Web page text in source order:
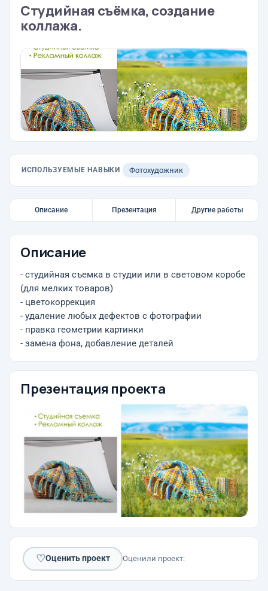
Студийная съёмка, создание
коллажа.
ИСПОЛЬЗУЕМЫЕ НАВЫКИ Фотохудожник
Описание Презентация Другие работы
Описание
- студийная съемка в студии или в световом коробе
(для мелких товаров)
- цветокоррекция
- удаление любых дефектов с фотографии
- правка геометрии картинки
- замена фона, добавление деталей
Презентация проекта
♡Оценить проект Оценили проект: